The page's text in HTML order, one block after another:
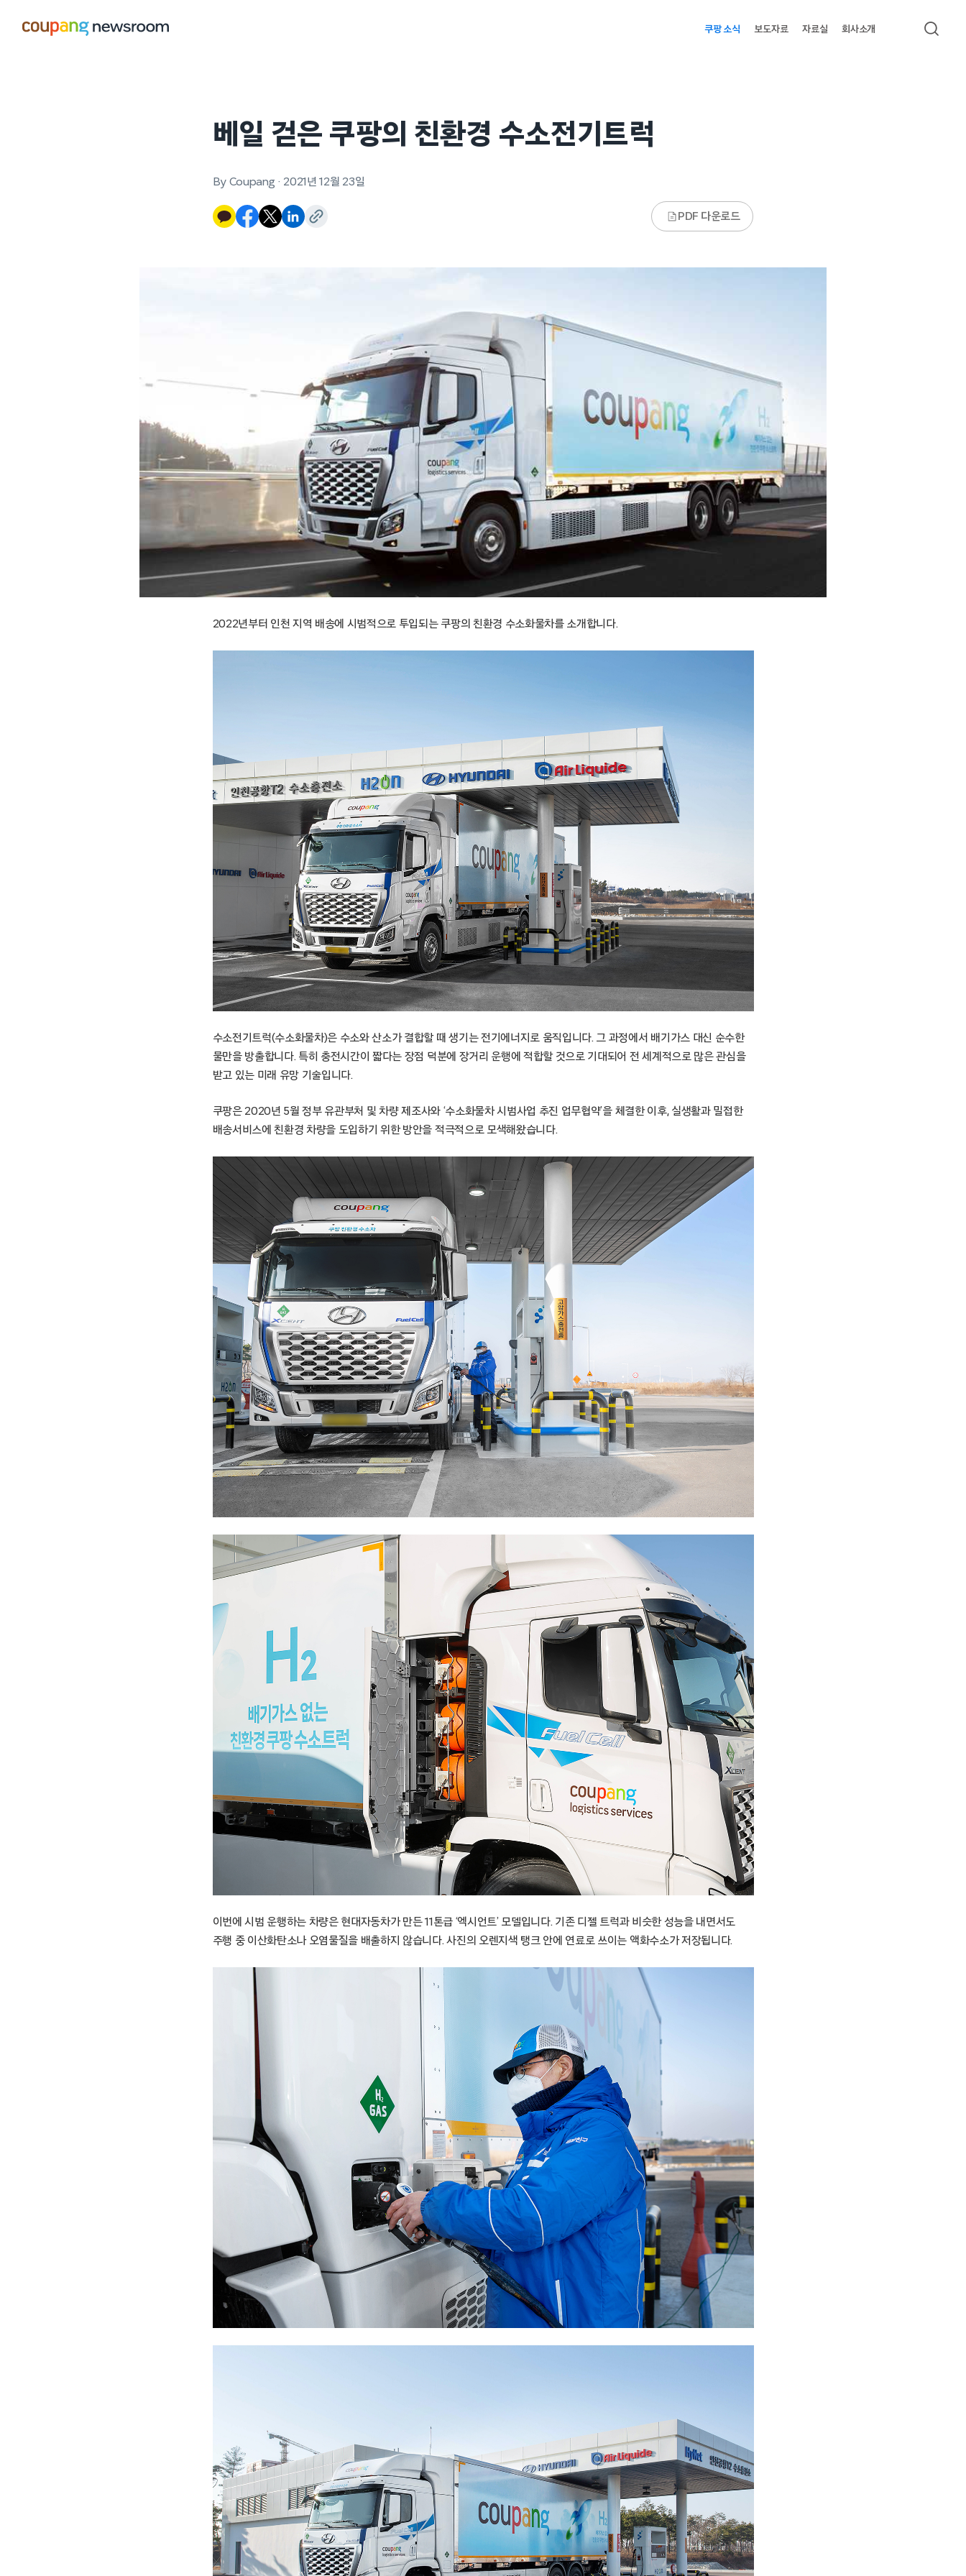
쿠팡 소식 보도자료 자료실 회사소개 검색
베일 걷은 쿠팡의 친환경 수소전기트럭
By Coupang · 2021년 12월 23일
PDF 다운로드
2022년부터 인천 지역 배송에 시범적으로 투입되는 쿠팡의 친환경 수소화물차를 소개합니다.
수소전기트럭(수소화물차)은 수소와 산소가 결합할 때 생기는 전기에너지로 움직입니다. 그 과정에서 배기가스 대신 순수한
물만을 방출합니다. 특히 충전시간이 짧다는 장점 덕분에 장거리 운행에 적합할 것으로 기대되어 전 세계적으로 많은 관심을
받고 있는 미래 유망 기술입니다.
쿠팡은 2020년 5월 정부 유관부처 및 차량 제조사와 ‘수소화물차 시범사업 추진 업무협약’을 체결한 이후, 실생활과 밀접한
배송서비스에 친환경 차량을 도입하기 위한 방안을 적극적으로 모색해왔습니다.
이번에 시범 운행하는 차량은 현대자동차가 만든 11톤급 ‘엑시언트’ 모델입니다. 기존 디젤 트럭과 비슷한 성능을 내면서도
주행 중 이산화탄소나 오염물질을 배출하지 않습니다. 사진의 오렌지색 탱크 안에 연료로 쓰이는 액화수소가 저장됩니다.